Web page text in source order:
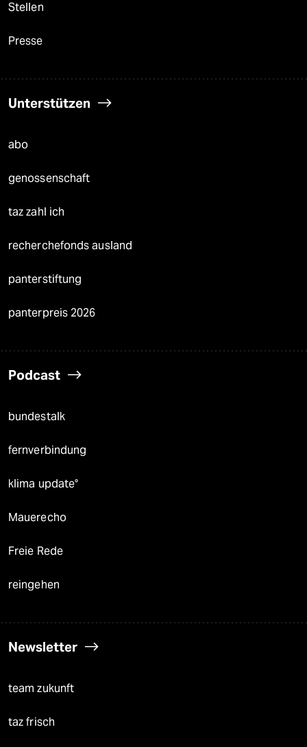
Stellen
Presse
Unterstützen
abo
genossenschaft
taz zahl ich
recherchefonds ausland
panterstiftung
panterpreis 2026
Podcast
bundestalk
fernverbindung
klima update°
Mauerecho
Freie Rede
reingehen
Newsletter
team zukunft
taz frisch